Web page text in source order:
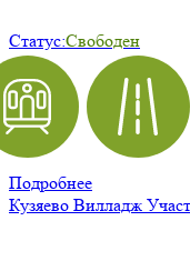
Статус:Свободен
Подробнее
Кузяево Вилладж